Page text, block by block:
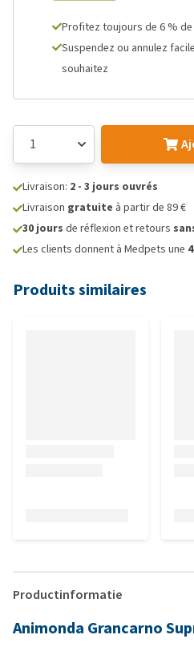
Profitez toujours de 6 % de
Suspendez ou annulez
souhaitez
Livraison: 2 - 3 jours ouvrés
Livraison gratuite à partir de 89 €
30 jours de réflexion et retours
Les clients donnent à Medpets une
Produits similaires
Productinformatie
Animonda Grancarno